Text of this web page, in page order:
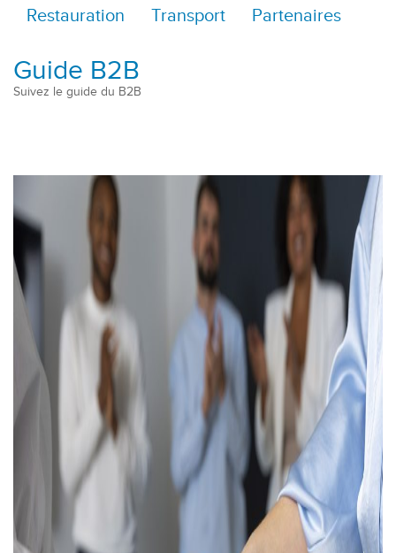
Restauration
Transport Partenaires
Guide B2B
Suivez le guide du B2B